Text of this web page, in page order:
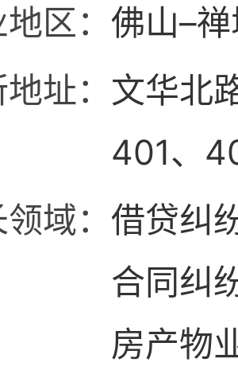
区： 佛山–
址： 文华北
401、
域： 借贷纠
合同纠
房产物